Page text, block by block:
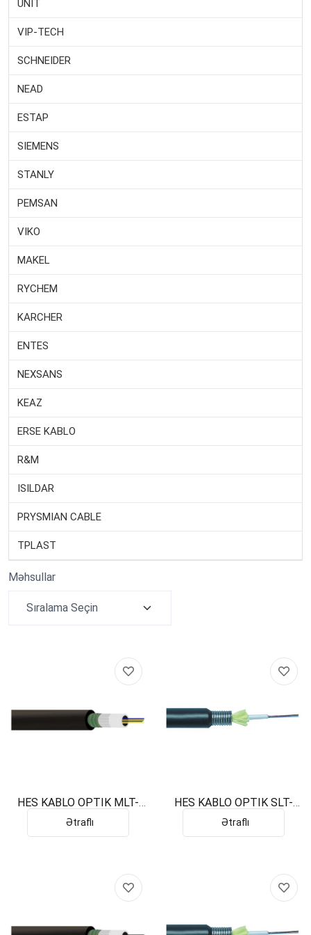
UNIT
VIP-TECH
SCHNEIDER
NEAD
ESTAP
SIEMENS
STANLY
PEMSAN
VIKO
MAKEL
RYCHEM
KARCHER
ENTES
NEXSANS
KEAZ
ERSE KABLO
R&M
ISILDAR
PRYSMIAN CABLE
TPLAST
Məhsullar
HES KABLO OPTIK MLT-
SJSA FİG8 12 G652D JEL
TROSLU
Ətraflı
HES KABLO OPTIK SLT-
SJSA FİG8 8 G652D DRY
TROSLU
Ətraflı